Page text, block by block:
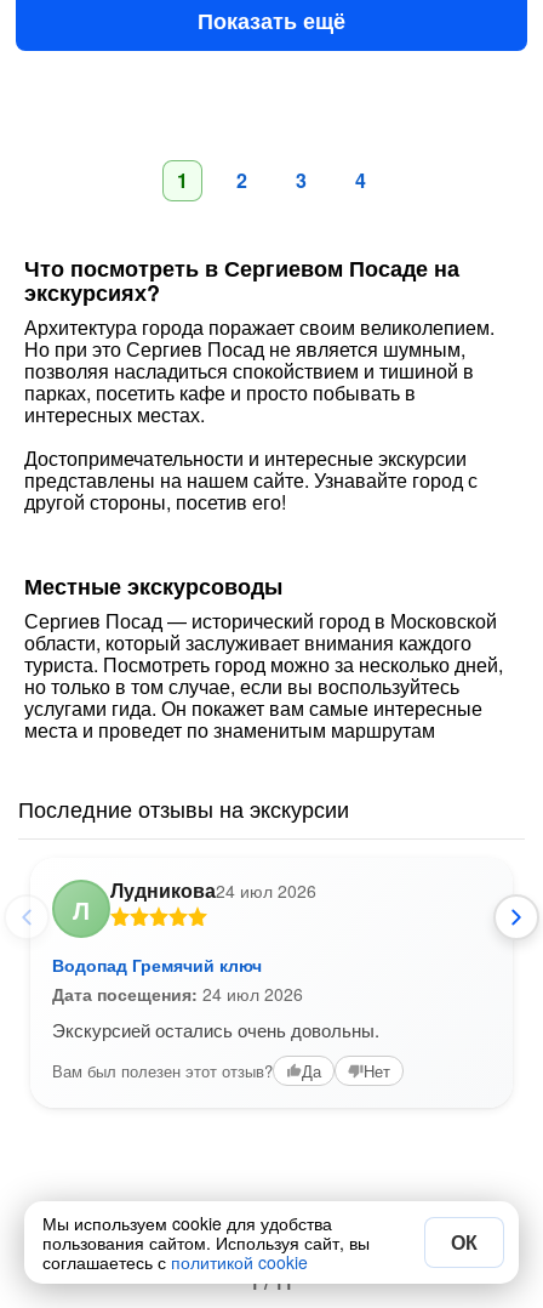
Показать ещё
1 2 3 4
Что посмотреть в Сергиевом Посаде на
экскурсиях?
Архитектура города поражает своим великолепием.
Но при это Сергиев Посад не является шумным,
позволяя насладиться спокойствием и тишиной в
парках, посетить кафе и просто побывать в
интересных местах.
Достопримечательности и интересные экскурсии
представлены на нашем сайте. Узнавайте город с
другой стороны, посетив его!
Местные экскурсоводы
Сергиев Посад — исторический город в Московской
области, который заслуживает внимания каждого
туриста. Посмотреть город можно за несколько дней,
но только в том случае, если вы воспользуйтесь
услугами гида. Он покажет вам самые интересные
места и проведет по знаменитым маршрутам
Последние отзывы на экскурсии
Л
Лудникова24 июл 2026
Водопад Гремячий ключ
Дата посещения: 24 июл 2026
Экскурсией остались очень довольны.
Вам был полезен этот отзыв? Да Нет
1 / 11
Мы используем cookie для удобства
пользования сайтом. Используя сайт, вы
соглашаетесь с политикой cookie
ОК